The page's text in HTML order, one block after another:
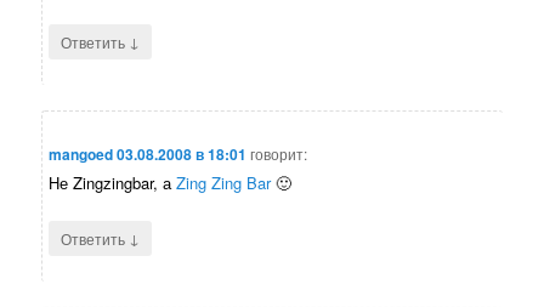
Ответить ↓
mangoed03.08.2008 в 18:01 говорит:
Не Zingzingbar, аZing Zing Bar🙂
Ответить ↓